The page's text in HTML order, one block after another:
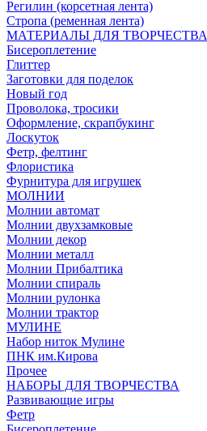
Регилин (корсетная лента)
Стропа (ременная лента)
МАТЕРИАЛЫ ДЛЯ ТВОРЧЕСТВА
Бисероплетение
Глиттер
Заготовки для поделок
Новый год
Проволока, тросики
Оформление, скрапбукинг
Лоскуток
Фетр, фелтинг
Флористика
Фурнитура для игрушек
МОЛНИИ
Молнии автомат
Молнии двухзамковые
Молнии декор
Молнии металл
Молнии Прибалтика
Молнии спираль
Молнии рулонка
Молнии трактор
МУЛИНЕ
Набор ниток Мулине
ПНК им.Кирова
Прочее
НАБОРЫ ДЛЯ ТВОРЧЕСТВА
Развивающие игры
Фетр